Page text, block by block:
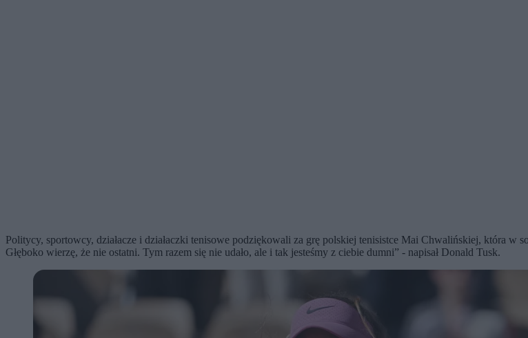
Politycy, sportowcy, działacze i działaczki tenisowe podziękowali za grę polskiej tenisistce Mai Chwalińskiej, która
Głęboko wierzę, że nie ostatni. Tym razem się nie udało, ale i tak jesteśmy z ciebie dumni” - napisał Donald Tusk.